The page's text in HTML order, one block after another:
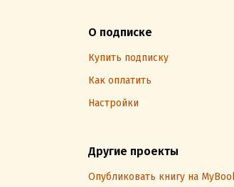
О подписке
Купить подписку
Как оплатить
Настройки
Другие проекты
Опубликовать книгу на